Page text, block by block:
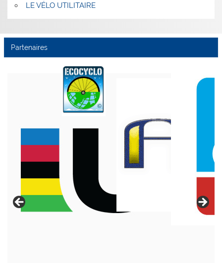
LE VÉLO UTILITAIRE
Partenaires